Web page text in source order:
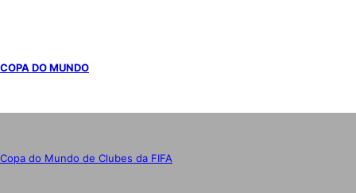
COPA DO MUNDO
Copa do Mundo de Clubes da FIFA